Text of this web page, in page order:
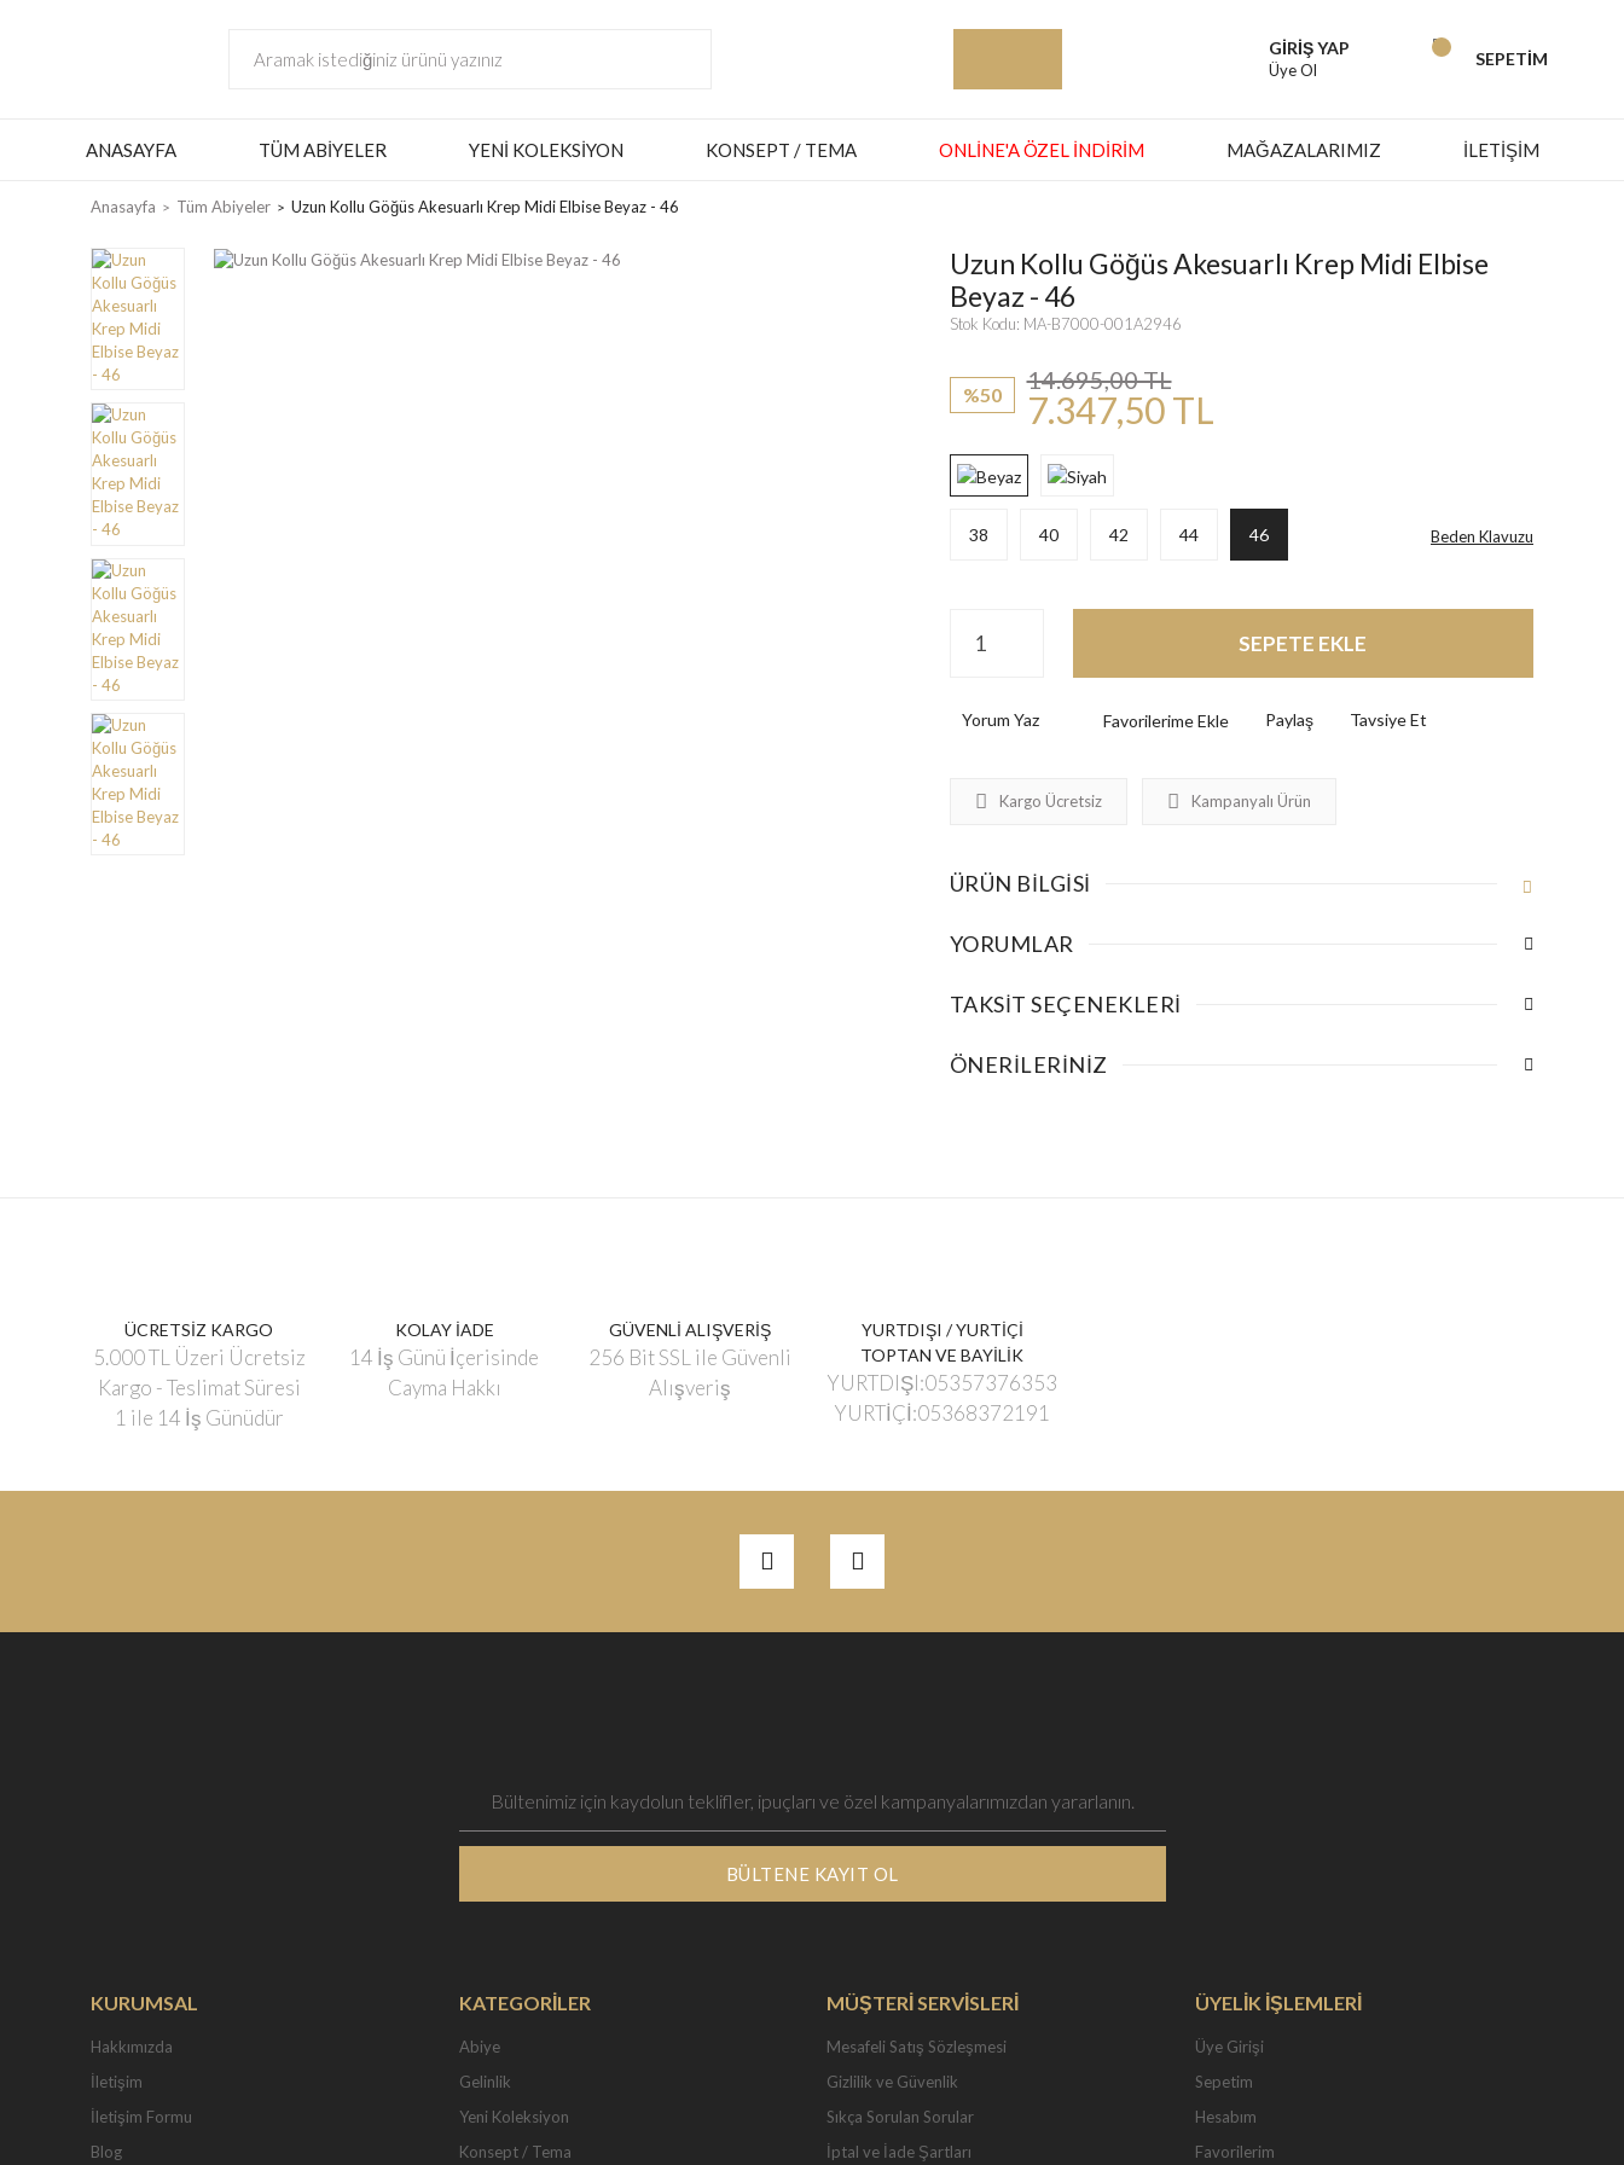
GİRİŞ YAP
Üye Ol
SEPETİM
ANASAYFA TÜM ABIYELER YENI KOLEKSIYON KONSEPT / TEMA ONLINE'A ÖZEL İNDIRIM MAĞAZALARIMIZ İLETİŞİM
Anasayfa Tüm Abiyeler Uzun Kollu Göğüs Akesuarlı Krep Midi Elbise Beyaz - 46
Uzun Kollu Göğüs Akesuarlı Krep Midi Elbise
Beyaz - 46
Stok Kodu: MA-B7000-001A2946
%50
14.695,00 TL
7.347,50 TL
38 40 42 44 46 Beden Klavuzu
SEPETE EKLE
Yorum Yaz Paylaş Tavsiye Et
Kargo Ücretsiz Kampanyalı Ürün
ÜRÜN BILGISI
YORUMLAR
TAKSIT SEÇENEKLERI
ÖNERILERINIZ
ÜCRETSİZ KARGO
5.000 TL Üzeri Ücretsiz
Kargo - Teslimat Süresi
1 ile 14 İş Günüdür
KOLAY İADE
14 İş Günü İçerisinde
Cayma Hakkı
GÜVENLİ ALIŞVERİŞ
256 Bit SSL ile Güvenli
Alışveriş
YURTDIŞI / YURTİÇİ
TOPTAN VE BAYİLİK
YURTDIŞI:05357376353
YURTİÇİ:05368372191
BÜLTENE KAYIT OL
KURUMSAL
Hakkımızda
İletişim
İletişim Formu
Blog
KATEGORİLER
Abiye
Gelinlik
Yeni Koleksiyon
Konsept / Tema
MÜŞTERİ SERVİSLERİ
Mesafeli Satış Sözleşmesi
Gizlilik ve Güvenlik
Sıkça Sorulan Sorular
İptal ve İade Şartları
ÜYELİK İŞLEMLERİ
Üye Girişi
Sepetim
Hesabım
Favorilerim